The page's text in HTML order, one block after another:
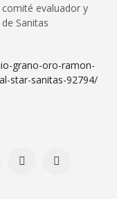
evaluador y
Sanitas
grano-oro-ramon-
star-sanitas-92794/